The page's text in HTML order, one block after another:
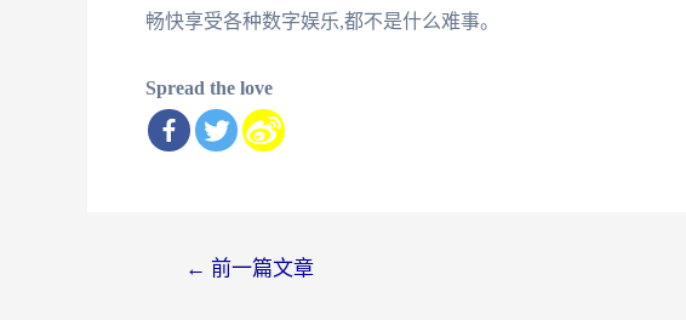
畅快享受各种数字娱乐,都不是什么难事。
Spread the love
← 前一篇文章